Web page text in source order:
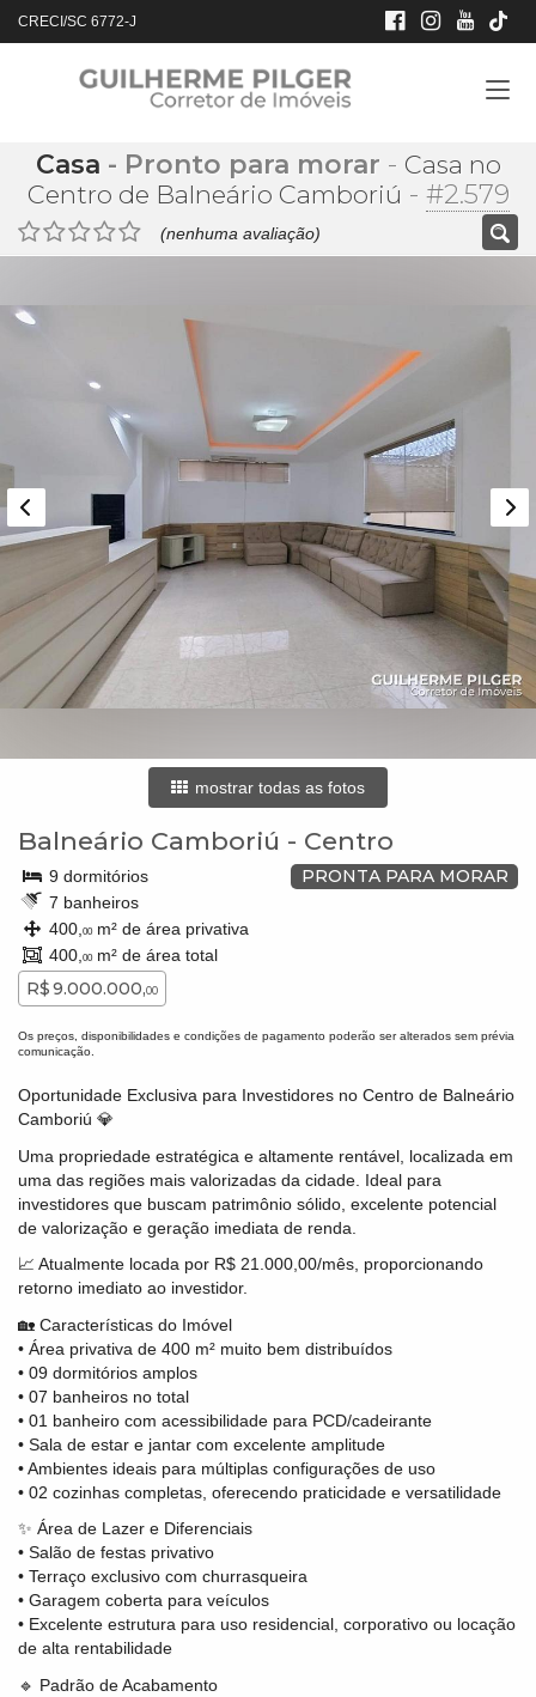
CRECI/SC 6772-J
Casa - Pronto para morar - Casa no
Centro de Balneário Camboriú - #2.579
(nenhuma avaliação)
mostrar todas as fotos
Balneário Camboriú - Centro
PRONTA PARA MORAR
9 dormitórios
7 banheiros
400, 00m² de área privativa
400, 00m² de área total
R$ 9.000.000,00
Os preços, disponibilidades e condições de pagamento poderão ser alterados sem prévia
comunicação.
Oportunidade Exclusiva para Investidores no Centro de Balneário
Camboriú 💎
Uma propriedade estratégica e altamente rentável, localizada em
uma das regiões mais valorizadas da cidade. Ideal para
investidores que buscam patrimônio sólido, excelente potencial
de valorização e geração imediata de renda.
📈 Atualmente locada por R$ 21.000,00/mês, proporcionando
retorno imediato ao investidor.
🏡 Características do Imóvel
• Área privativa de 400 m² muito bem distribuídos
• 09 dormitórios amplos
• 07 banheiros no total
• 01 banheiro com acessibilidade para PCD/cadeirante
• Sala de estar e jantar com excelente amplitude
• Ambientes ideais para múltiplas configurações de uso
• 02 cozinhas completas, oferecendo praticidade e versatilidade
✨ Área de Lazer e Diferenciais
• Salão de festas privativo
• Terraço exclusivo com churrasqueira
• Garagem coberta para veículos
• Excelente estrutura para uso residencial, corporativo ou locação
de alta rentabilidade
🔹 Padrão de Acabamento